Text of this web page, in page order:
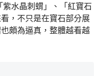
水晶刺蝟」、「紅寶石
，不只是在寶石部分展
頗為逼真，整體越看越